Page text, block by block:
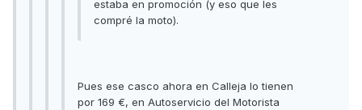
estaba en promoción (y eso que les
compré la moto).
Pues ese casco ahora en Calleja lo tienen
por 169 €, en Autoservicio del Motorista